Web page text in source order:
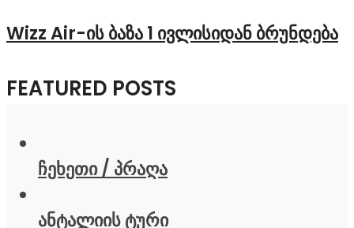
Wizz Air-ის ბაზა 1 ივლისიდან ბრუნდება
FEATURED POSTS
ჩეხეთი / პრაღა
ანტალიის ტური